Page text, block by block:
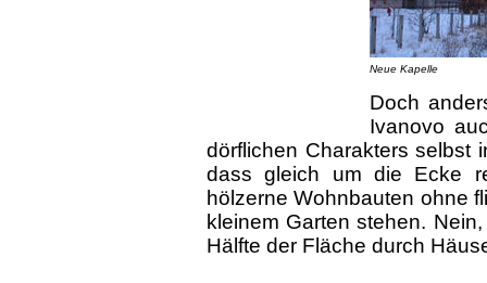
Neue Kapelle
Doch
Ivanovo
dörflichen Charakters selbst
dass gleich um die Ecke
hölzerne Wohnbauten ohne
kleinem Garten stehen.
Hälfte der Fläche durch